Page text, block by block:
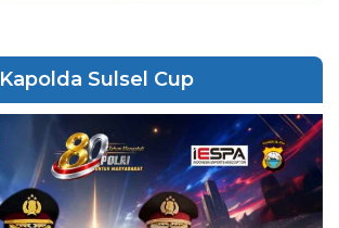
Kapolda Sulsel Cup